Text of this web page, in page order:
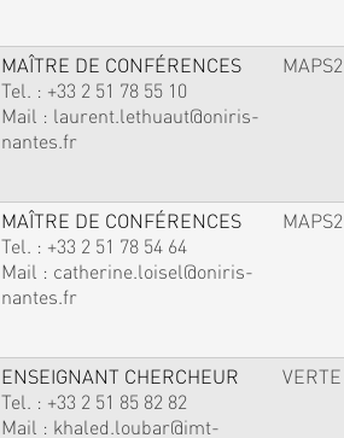
MAÎTRE DE CONFÉRENCES
Tel. : +33 2 51 78 55 10
Mail : laurent.lethuaut@oniris-
nantes.fr
MAPS2
MAÎTRE DE CONFÉRENCES
Tel. : +33 2 51 78 54 64
Mail : catherine.loisel@oniris-
nantes.fr
MAPS2
ENSEIGNANT CHERCHEUR
Tel. : +33 2 51 85 82 82
Mail : khaled.loubar@imt-
VERTE